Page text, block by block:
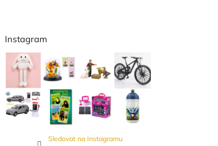
Instagram
Sledovat na Instagramu